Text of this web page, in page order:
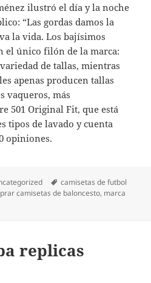
ilustró el día y la noche
“Las gordas damos la
la vida. Los bajísimos
el único filón de la marca:
de tallas, mientras
apenas producen tallas
vaqueros, más
501 Original Fit, que está
tipos de lavado y cuenta
opiniones.
Etiquetas
camisetas de futbol
camisetas de baloncesto, marca
replicas